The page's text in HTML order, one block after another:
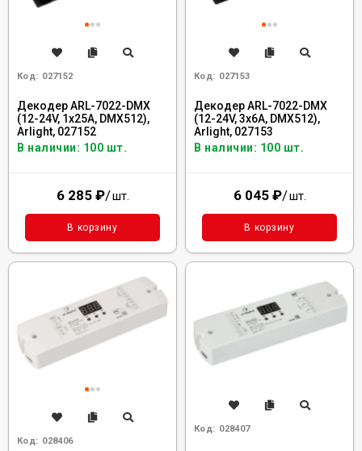
Код: 027152
Декодер ARL-7022-DMX
(12-24V, 1x25A, DMX512),
Arlight, 027152
В наличии: 100 шт.
6 285 ₽/шт.
В корзину
Код: 027153
Декодер ARL-7022-DMX
(12-24V, 3x6A, DMX512),
Arlight, 027153
В наличии: 100 шт.
6 045 ₽/шт.
В корзину
Код: 028406
Код: 028407